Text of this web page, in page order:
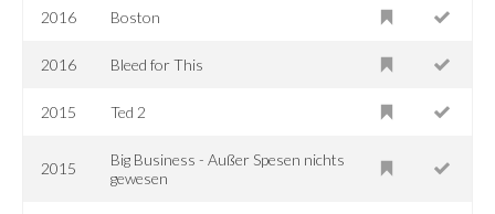
2016 Boston
2016 Bleed for This
2015 Ted 2
2015
Big Business - Außer Spesen nichts
gewesen